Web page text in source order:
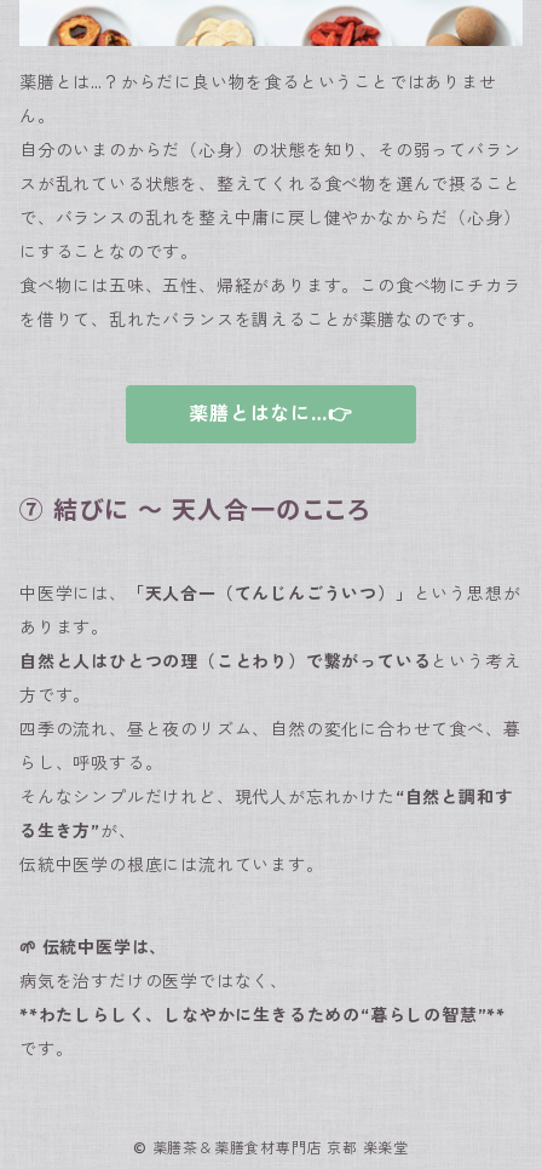
薬膳とは…？からだに良い物を食るということではありませ
ん。
自分のいまのからだ（心身）の状態を知り、その弱ってバラン
スが乱れている状態を、整えてくれる食べ物を選んで摂ること
で、バランスの乱れを整え中庸に戻し健やかなからだ（心身）
にすることなのです。
食べ物には五味、五性、帰経があります。この食べ物にチカラ
を借りて、乱れたバランスを調えることが薬膳なのです。
薬膳とはなに…👉
⑦ 結びに 〜 天人合一のこころ
中医学には、 「天人合一（てんじんごういつ）」
という思想が
あります。
自然と人はひとつの理（ことわり）で繋がっている という考え
方です。
四季の流れ、昼と夜のリズム、自然の変化に合わせて食べ、暮
らし、呼吸する。
そんなシンプルだけれど、現代人が忘れかけた “自然と調和す
る生き方”が、
伝統中医学の根底には流れています。
🌱 伝統中医学は、
病気を治すだけの医学ではなく、
**わたしらしく、しなやかに生きるための“暮らしの智慧”**
です。
© 薬膳茶＆薬膳食材専門店 京都 楽楽堂